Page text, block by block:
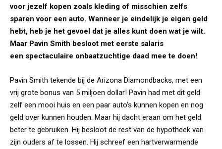
voor jezelf kopen zoals kleding of misschien zelfs
sparen voor een auto. Wanneer je eindelijk je eigen geld
hebt, heb je het gevoel dat je alles kunt doen wat je wilt.
Maar Pavin Smith besloot met eerste salaris
een spectaculaire onbaatzuchtige daad mee te doen!
Pavin Smith tekende bij de Arizona Diamondbacks, met een
vrij grote bonus van 5 miljoen dollar! Pavin had met dit geld
zelf een mooi huis en een paar auto’s kunnen kopen en nog
geld over kunnen houden. Maar hij dacht eraan om het geld
beter te gebruiken. Hij besloot de rest van de hypotheek van
zijn ouders af te lossen. Hij schreef een hartverwarmende